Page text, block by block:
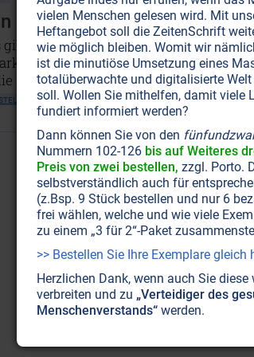
paar FETTE Vorurteile
angeblich ungesunde Fette und
und gar Krebs vorzubeugen. Und es
aber unfruchtbar machen können.
vielen Menschen gelesen wird. Mit
Heftangebot soll die ZeitenSchrift
wie möglich bleiben. Womit wir
ist die minutiöse Umsetzung eines
totalüberwachte und digitalisierte Welt
soll. Wollen Sie mithelfen, damit viele
fundiert informiert werden?
Dann können Sie von den
Nummern 102-126 bis auf Weiteres
Preis von zwei bestellen, zzgl. Porto.
selbstverständlich auch für
(z.Bsp. 9 Stück bestellen und nur 6
frei wählen, welche und wie viele
zu einem „3 für 2“-Paket
>> Bestellen Sie Ihre Exemplare gleich
Herzlichen Dank, wenn auch Sie
verbreiten und zu „Verteidiger des
Menschenverstands“werden.